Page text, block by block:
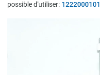
possible d'utiliser: 1222000101